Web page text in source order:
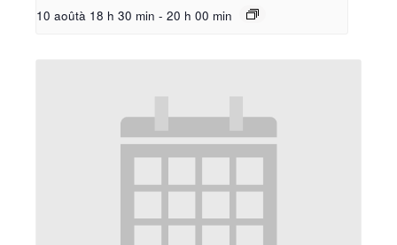
10 aoûtà 18 h 30 min - 20 h 00 min